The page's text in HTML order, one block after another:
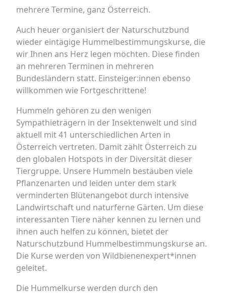
mehrere Termine, ganz Österreich.
Auch heuer organisiert der Naturschutzbund
wieder eintägige Hummelbestimmungskurse, die
wir Ihnen ans Herz legen möchten. Diese finden
an mehreren Terminen in mehreren
Bundesländern statt. Einsteiger:innen ebenso
willkommen wie Fortgeschrittene!
Hummeln gehören zu den wenigen
Sympathieträgern in der Insektenwelt und sind
aktuell mit 41 unterschiedlichen Arten in
Österreich vertreten. Damit zählt Österreich zu
den globalen Hotspots in der Diversität dieser
Tiergruppe. Unsere Hummeln bestäuben viele
Pflanzenarten und leiden unter dem stark
verminderten Blütenangebot durch intensive
Landwirtschaft und naturferne Gärten. Um diese
interessanten Tiere näher kennen zu lernen und
ihnen auch helfen zu können, bietet der
Naturschutzbund Hummelbestimmungskurse an.
Die Kurse werden von Wildbienenexpert*innen
geleitet.
Die Hummelkurse werden durch den